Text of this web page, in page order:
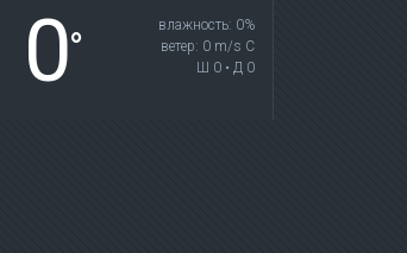
0°
влажность: 0%
ветер: 0 m/s С
Ш 0 • Д 0